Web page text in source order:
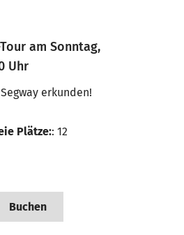
am Sonntag,
Uhr
erkunden!
Plätze:: 12
Buchen